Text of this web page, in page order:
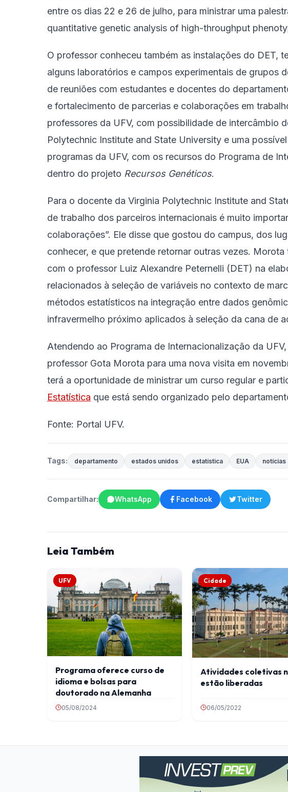
entre os dias 22 e 26 de julho, para ministrar uma
quantitative genetic analysis of high-throughput
O professor conheceu também as instalações do DET,
alguns laboratórios e campos experimentais de grupos
de reuniões com estudantes e docentes do
e fortalecimento de parcerias e colaborações em
professores da UFV, com possibilidade de intercâmbio
Polytechnic Institute and State University e uma
programas da UFV, com os recursos do Programa de
dentro do projeto Recursos Genéticos.
Para o docente da Virginia Polytechnic Institute and
de trabalho dos parceiros internacionais é muito
colaborações”. Ele disse que gostou do campus, dos
conhecer, e que pretende retornar outras vezes.
com o professor Luiz Alexandre Peternelli (DET) na
relacionados à seleção de variáveis no contexto de
métodos estatísticos na integração entre dados
infravermelho próximo aplicados à seleção da cana de
Atendendo ao Programa de Internacionalização da
professor Gota Morota para uma nova visita em
terá a oportunidade de ministrar um curso regular e
Estatística que está sendo organizado pelo
Fonte: Portal UFV.
Tags: departamento estados unidos estatística EUA notícias
Compartilhar: WhatsApp Facebook Twitter
Leia Também
UFV
Programa oferece curso de
idioma e bolsas para
doutorado na Alemanha
05/08/2024
Cidade
Atividades coletivas
estão liberadas
06/05/2022